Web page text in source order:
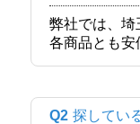
弊社では、埼
各商品とも安
Q2 探してい